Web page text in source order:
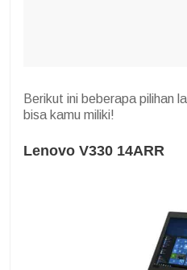
Berikut ini beberapa pilihan
bisa kamu miliki!
Lenovo V330 14ARR